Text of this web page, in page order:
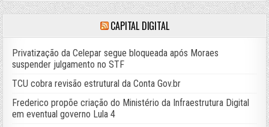
CAPITAL DIGITAL
Privatização da Celepar segue bloqueada após Moraes
suspender julgamento no STF
TCU cobra revisão estrutural da Conta Gov.br
Frederico propõe criação do Ministério da Infraestrutura Digital
em eventual governo Lula 4